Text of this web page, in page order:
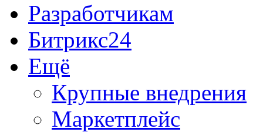
Разработчикам
Битрикс24
Ещё
Крупные внедрения
Маркетплейс